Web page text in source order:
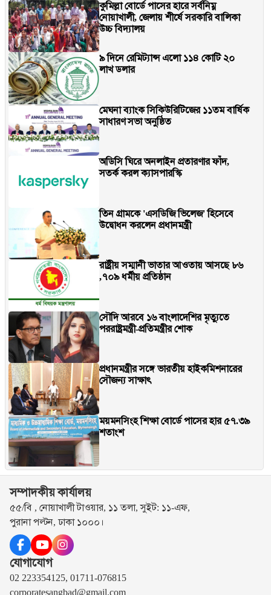
কুমিল্লা বোর্ডে পাসের হারে সর্বনিম্ন
নোয়াখালী, জেলায় শীর্ষে সরকারি বালিকা
উচ্চ বিদ্যালয়
৯ দিনে রেমিট্যান্স এলো ১১৪ কোটি ২০
লাখ ডলার
মেঘনা ব্যাংক সিকিউরিটিজের ১১তম বার্ষিক
সাধারণ সভা অনুষ্ঠিত
অডিসি ঘিরে অনলাইন প্রতারণার ফাঁদ,
সতর্ক করল ক্যাসপারস্কি
তিন গ্রামকে 'এসডিজি ভিলেজ' হিসেবে
উদ্বোধন করলেন প্রধানমন্ত্রী
রাষ্ট্রীয় সম্মানী ভাতার আওতায় আসছে ৮৬
,৭০৯ ধর্মীয় প্রতিষ্ঠান
সৌদি আরবে ১৬ বাংলাদেশির মৃত্যুতে
পররাষ্ট্রমন্ত্রী-প্রতিমন্ত্রীর শোক
প্রধানমন্ত্রীর সঙ্গে ভারতীয় হাইকমিশনারের
সৌজন্য সাক্ষাৎ
ময়মনসিংহ শিক্ষা বোর্ডে পাসের হার ৫৭.৩৯
শতাংশ
সম্পাদকীয় কার্যালয়
৫৫/বি , নোয়াখালী টাওয়ার, ১১ তলা, সুইট: ১১-এফ,
পুরানা পল্টন, ঢাকা ১০০০।
যোগাযোগ
02 223354125, 01711-076815
corporatesangbad@gmail.com